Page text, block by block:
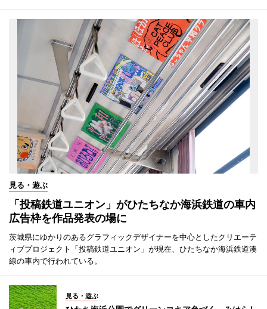
見る・遊ぶ
「投稿鉄道ユニオン」がひたちなか海浜鉄道の車内
広告枠を作品発表の場に
茨城県にゆかりのあるグラフィックデザイナーを中心としたクリエーテ
ィブプロジェクト「投稿鉄道ユニオン」が現在、ひたちなか海浜鉄道湊
線の車内で行われている。
見る・遊ぶ